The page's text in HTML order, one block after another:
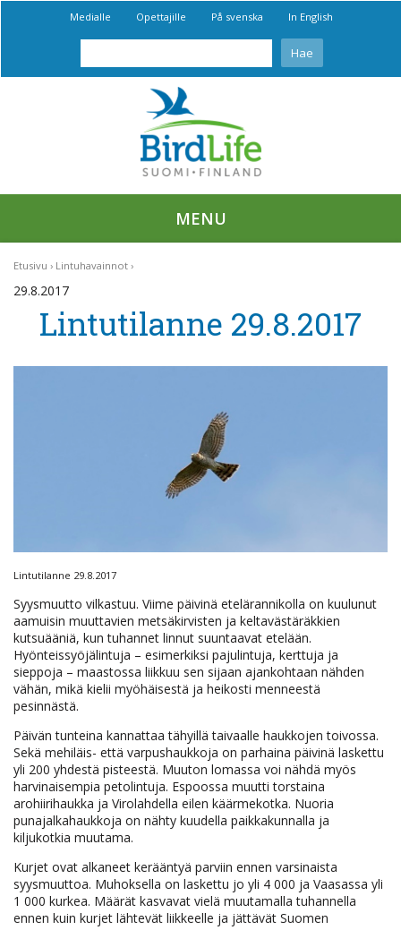
Medialle Opettajille På svenska In English
MENU
Etusivu Lintuhavainnot
29.8.2017
Lintutilanne 29.8.2017
Lintutilanne 29.8.2017
Syysmuutto vilkastuu. Viime päivinä etelärannikolla on kuulunut
aamuisin muuttavien metsäkirvisten ja keltavästäräkkien
kutsuääniä, kun tuhannet linnut suuntaavat etelään.
Hyönteissyöjälintuja – esimerkiksi pajulintuja, kerttuja ja
sieppoja – maastossa liikkuu sen sijaan ajankohtaan nähden
vähän, mikä kielii myöhäisestä ja heikosti menneestä
pesinnästä.
Päivän tunteina kannattaa tähyillä taivaalle haukkojen toivossa.
Sekä mehiläis- että varpushaukkoja on parhaina päivinä laskettu
yli 200 yhdestä pisteestä. Muuton lomassa voi nähdä myös
harvinaisempia petolintuja. Espoossa muutti torstaina
arohiirihaukka ja Virolahdella eilen käärmekotka. Nuoria
punajalkahaukkoja on nähty kuudella paikkakunnalla ja
kiljukotkia muutama.
Kurjet ovat alkaneet kerääntyä parviin ennen varsinaista
syysmuuttoa. Muhoksella on laskettu jo yli 4 000 ja Vaasassa yli
1 000 kurkea. Määrät kasvavat vielä muutamalla tuhannella
ennen kuin kurjet lähtevät liikkeelle ja jättävät Suomen